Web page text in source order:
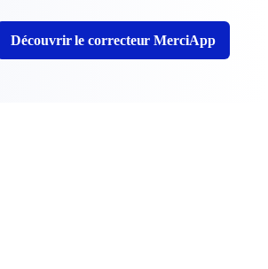
Découvrir le correcteur MerciApp